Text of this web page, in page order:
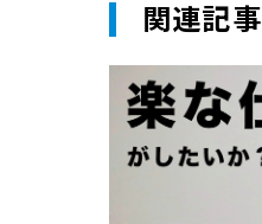
関連記事